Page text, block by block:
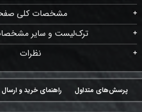
مشخصات کلی
ترک‌لیست و سایر
نظرات
راهنمای خرید و ارسال پرسش‌های متداول